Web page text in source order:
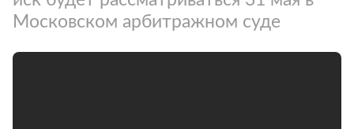
Московском арбитражном суде